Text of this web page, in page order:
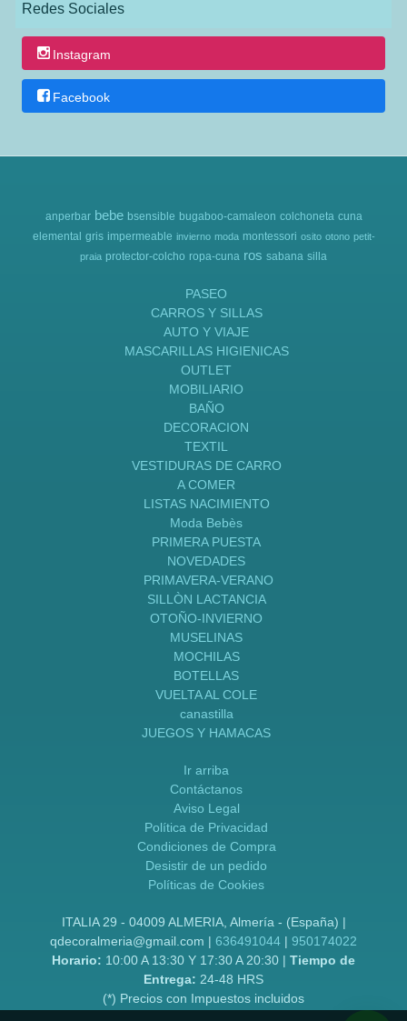
Redes Sociales
Instagram
Facebook
anperbar bebe bsensible bugaboo-camaleon colchoneta cuna
elemental gris impermeable invierno moda montessori osito otono petit-
praia protector-colcho ropa-cuna ros sabana silla
PASEO
CARROS Y SILLAS
AUTO Y VIAJE
MASCARILLAS HIGIENICAS
OUTLET
MOBILIARIO
BAÑO
DECORACION
TEXTIL
VESTIDURAS DE CARRO
A COMER
LISTAS NACIMIENTO
Moda Bebès
PRIMERA PUESTA
NOVEDADES
PRIMAVERA-VERANO
SILLÒN LACTANCIA
OTOÑO-INVIERNO
MUSELINAS
MOCHILAS
BOTELLAS
VUELTA AL COLE
canastilla
JUEGOS Y HAMACAS
Ir arriba
Contáctanos
Aviso Legal
Política de Privacidad
Condiciones de Compra
Desistir de un pedido
Políticas de Cookies
ITALIA 29 - 04009 ALMERIA, Almería - (España) |
qdecoralmeria@gmail.com | 636491044 | 950174022
Horario: 10:00 A 13:30 Y 17:30 A 20:30 | Tiempo de
Entrega: 24-48 HRS
(*) Precios con Impuestos incluidos